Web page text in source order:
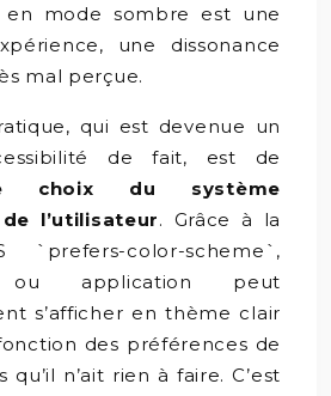
mode sombre est une
une dissonance
mal perçue.
qui est devenue un
de fait, est de
choix du système
l’utilisateur. Grâce à la
`prefers-color-scheme`,
application peut
s’afficher en thème clair
des préférences de
qu’il n’ait rien à faire. C’est